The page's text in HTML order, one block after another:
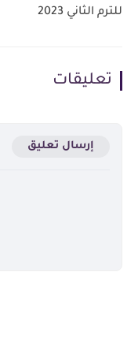
للترم الثاني 2023
تعليقات
إرسال تعليق